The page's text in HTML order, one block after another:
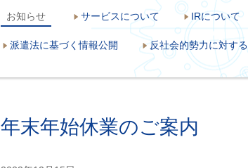
お知らせ サービスについて IRについて
派遣法に基づく情報公開 反社会的勢力に対す
年末年始休業のご案内